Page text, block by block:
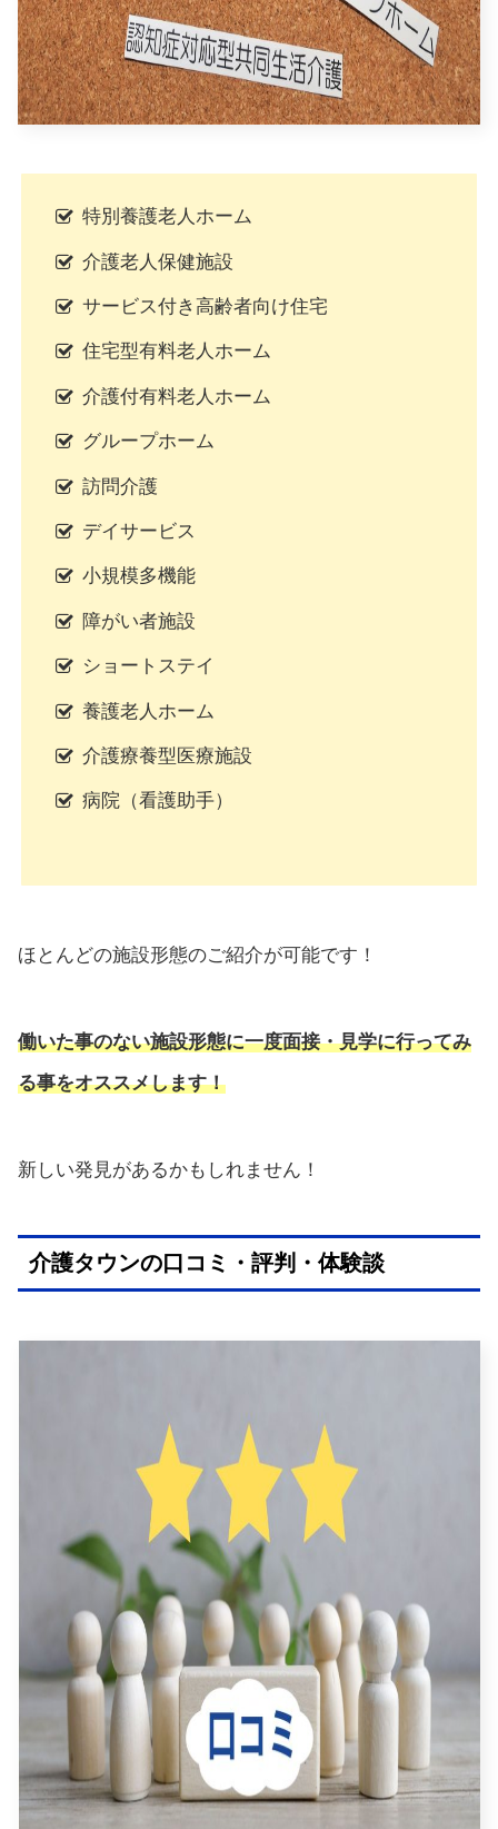
特別養護老人ホーム
介護老人保健施設
サービス付き高齢者向け住宅
住宅型有料老人ホーム
介護付有料老人ホーム
グループホーム
訪問介護
デイサービス
小規模多機能
障がい者施設
ショートステイ
養護老人ホーム
介護療養型医療施設
病院（看護助手）
ほとんどの施設形態のご紹介が可能です！
働いた事のない施設形態に一度面接・見学に行ってみ
る事をオススメします！
新しい発見があるかもしれません！
介護タウンの口コミ・評判・体験談